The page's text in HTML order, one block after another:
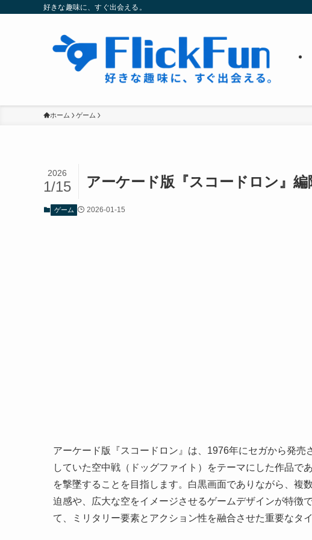
好きな趣味に、すぐ出会える。
ホーム ゲーム
アーケード版『スコードロン』
2026
1/15
ゲーム 2026-01-15
アーケード版『スコードロン』は、1976年にセガから発
していた空中戦（ドッグファイト）をテーマにした作品で
を撃墜することを目指します。白黒画面でありながら、複
迫感や、広大な空をイメージさせるゲームデザインが特徴
て、ミリタリー要素とアクション性を融合させた重要なタ